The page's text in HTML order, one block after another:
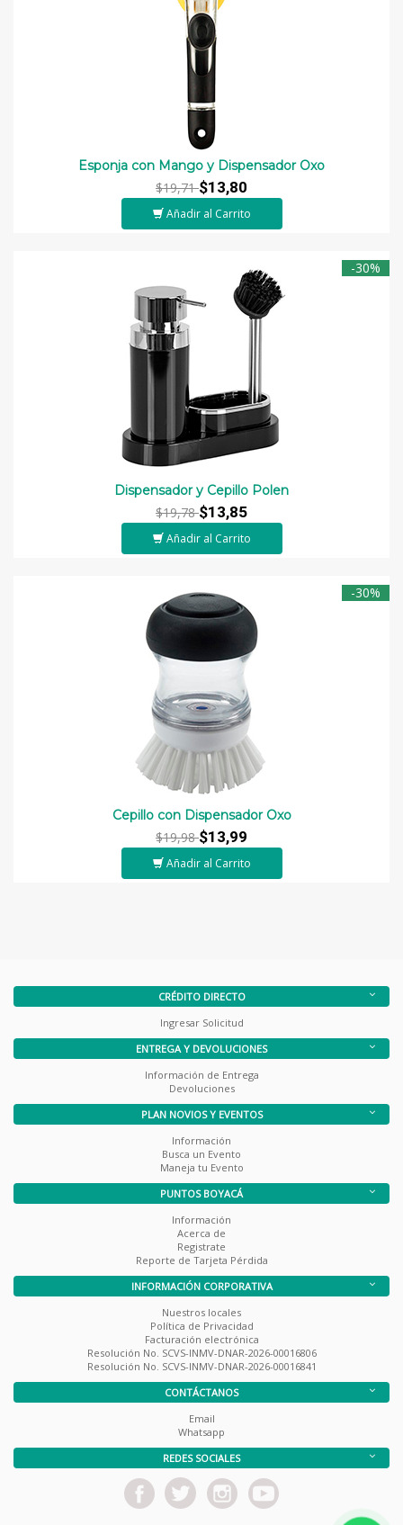
Esponja con Mango y Dispensador Oxo
$19,71$13,80
Añadir al Carrito
-30%
Dispensador y Cepillo Polen
$19,78$13,85
Añadir al Carrito
-30%
Cepillo con Dispensador Oxo
$19,98$13,99
Añadir al Carrito
CRÉDITO DIRECTO
Ingresar Solicitud
ENTREGA Y DEVOLUCIONES
Información de Entrega
Devoluciones
PLAN NOVIOS Y EVENTOS
Información
Busca un Evento
Maneja tu Evento
PUNTOS BOYACÁ
Información
Acerca de
Registrate
Reporte de Tarjeta Pérdida
INFORMACIÓN CORPORATIVA
Nuestros locales
Política de Privacidad
Facturación electrónica
Resolución No. SCVS-INMV-DNAR-2026-00016806
Resolución No. SCVS-INMV-DNAR-2026-00016841
CONTÁCTANOS
Email
Whatsapp
REDES SOCIALES